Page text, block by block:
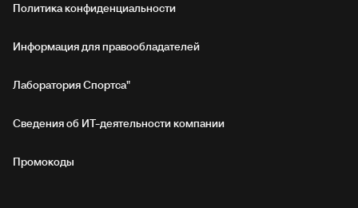
Политика конфиденциальности
Информация для правообладателей
Лаборатория Спортса"
Сведения об ИТ‑деятельности компании
Промокоды